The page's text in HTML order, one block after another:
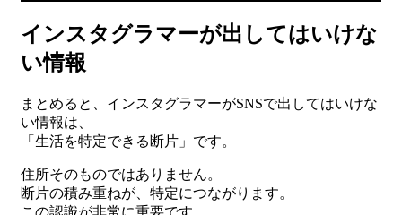
インスタグラマーが出してはいけな
い情報
まとめると、インスタグラマーがSNSで出してはいけな
い情報は、
「生活を特定できる断片」です。
住所そのものではありません。
断片の積み重ねが、特定につながります。
この認識が非常に重要です。